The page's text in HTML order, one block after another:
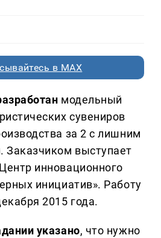
в MAX
модельный
сувениров
за 2 с лишним
Заказчиком выступает
инновационного
инициатив». Работу
2015 года.
указано, что нужно